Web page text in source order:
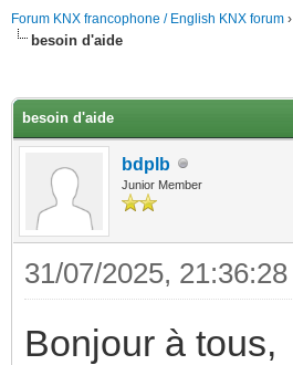
Forum KNX francophone / English KNX forum ›
besoin d'aide
besoin d'aide
bdplb
Junior Member
31/07/2025, 21:36:28
Bonjour à tous,